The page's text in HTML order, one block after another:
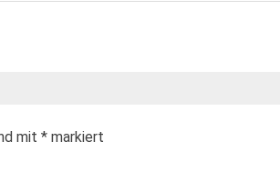
mit *markiert